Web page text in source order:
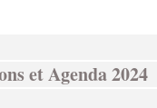
et Agenda 2024